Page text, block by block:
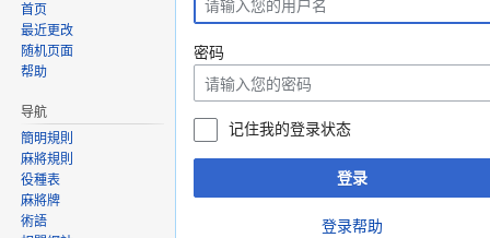
密码
记住我的登录状态
登录
登录帮助
首页
最近更改
随机页面
帮助
导航
簡明規則
麻將規則
役種表
麻將牌
術語